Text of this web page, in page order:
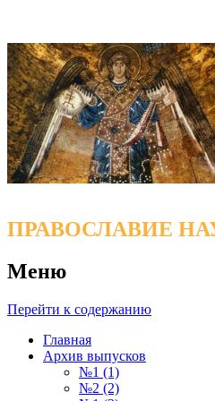
ПРАВОСЛАВИЕ
Меню
Перейти к содержанию
Главная
Архив выпусков
№1 (1)
№2 (2)